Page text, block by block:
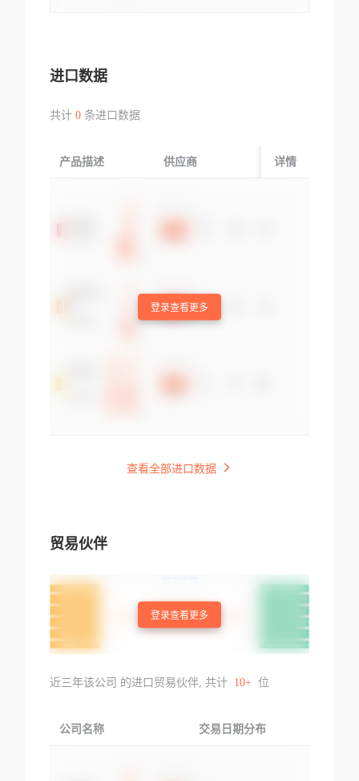
进口数据
共计 0条进口数据
产品描述 供应商 起运国/地区
详情
登录查看更多
查看全部进口数据
贸易伙伴
登录查看更多
近三年该公司 的进口贸易伙伴, 共计 10+ 位
公司名称 交易日期分布